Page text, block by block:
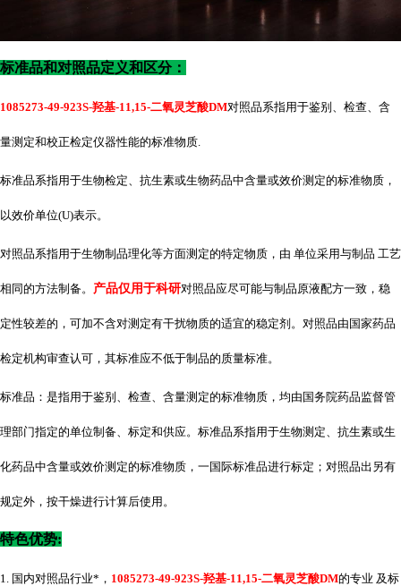
标准品和对照品定义和区分：
1085273-49-923S-羟基-11,15-二氧灵芝酸DM对照品系指用于鉴别、检查、含
量测定和校正检定仪器性能的标准物质.
标准品系指用于生物检定、抗生素或生物药品中含量或效价测定的标准物质，
以效价单位(U)表示。
对照品系指用于生物制品理化等方面测定的特定物质，由 单位采用与制品 工艺
相同的方法制备。 产品仅用于科研对照品应尽可能与制品原液配方一致，稳
定性较差的，可加不含对测定有干扰物质的适宜的稳定剂。对照品由国家药品
检定机构审查认可，其标准应不低于制品的质量标准。
标准品：是指用于鉴别、检查、含量测定的标准物质，均由国务院药品监督管
理部门指定的单位制备、标定和供应。标准品系指用于生物测定、抗生素或生
化药品中含量或效价测定的标准物质，一国际标准品进行标定；对照品出另有
规定外，按干燥进行计算后使用。
特色优势:
1. 国内对照品行业*， 1085273-49-923S-羟基-11,15-二氧灵芝酸DM的专业 及标